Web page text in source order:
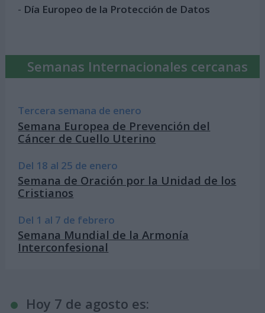
- Día Europeo de la Protección de Datos
Semanas Internacionales cercanas
Tercera semana de enero
Semana Europea de Prevención del
Cáncer de Cuello Uterino
Del 18 al 25 de enero
Semana de Oración por la Unidad de los
Cristianos
Del 1 al 7 de febrero
Semana Mundial de la Armonía
Interconfesional
Hoy 7 de agosto es: